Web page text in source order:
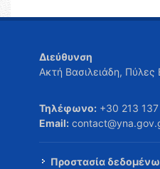
Διεύθυνση
Ακτή Βασιλειάδη,
Τηλέφωνο: +30 213
Email:
Προστασία